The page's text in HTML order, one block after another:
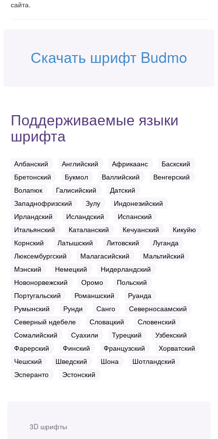
3D шрифты
сайта.
Скачать шрифт Budmo
Поддерживаемые языки
шрифта
Албанский Английский Африкаанс
Баскский
Бретонский
Букмол Валлийский
Венгерский
Волапюк
Галисийский
Датский
Западнофризский
Зулу
Индонезийский
Ирландский
Исландский
Испанский
Итальянский
Каталанский Кечуанский
Кикуйю
Корнский
Латышский Литовский
Луганда
Люксембургский
Малагасийский
Мальтийский
Мэнский
Немецкий
Нидерландский
Новонорвежский
Оромо
Польский
Португальский
Романшский
Руанда
Румынский
Рунди Санго
Северносаамский
Северный ндебеле
Словацкий
Словенский
Сомалийский
Суахили Турецкий
Узбекский
Фарерский
Финский Французский
Хорватский
Чешский
Шведский Шона
Шотландский
Эсперанто
Эстонский